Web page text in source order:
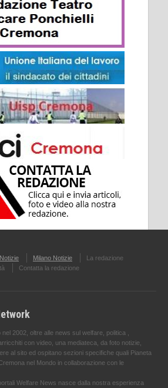
Milano Notizie
La redazione
Contatta la redazione
2002, oltre alle news sul welfare, politica ,
con video, una mediateca, da foto notizie,
al sito ed ospitano sezioni specifiche quali Pianeta
nel Mondo in collaborazione con le
Welfare News nasce dalla nostra esperienza